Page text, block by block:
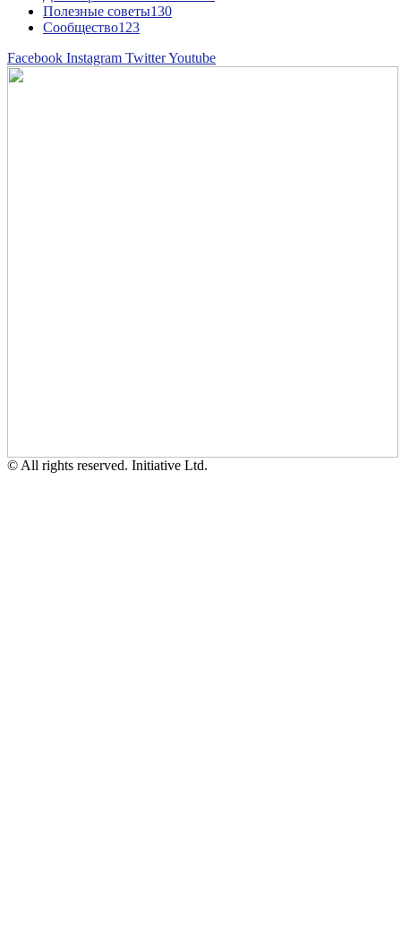
Полезные советы130
Сообщество123
Facebook Instagram TwitterYoutube
© All rights reserved. Initiative Ltd.